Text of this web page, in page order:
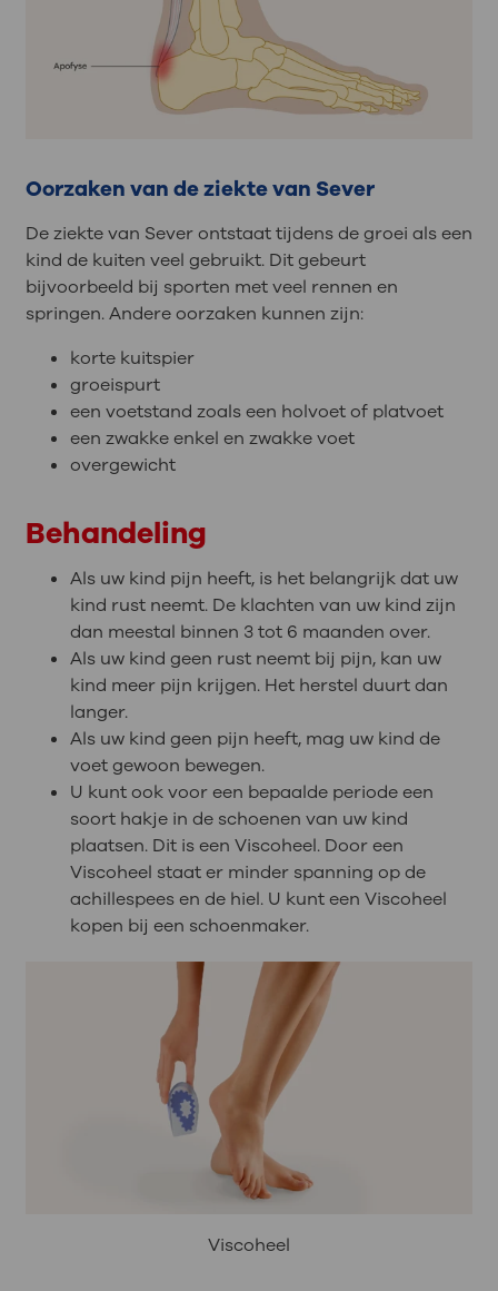
Oorzaken van de ziekte van Sever
De ziekte van Sever ontstaat tijdens de groei als een
kind de kuiten veel gebruikt. Dit gebeurt
bijvoorbeeld bij sporten met veel rennen en
springen. Andere oorzaken kunnen zijn:
korte kuitspier
groeispurt
een voetstand zoals een holvoet of platvoet
een zwakke enkel en zwakke voet
overgewicht
Behandeling
Als uw kind pijn heeft, is het belangrijk dat uw
kind rust neemt. De klachten van uw kind zijn
dan meestal binnen 3 tot 6 maanden over.
Als uw kind geen rust neemt bij pijn, kan uw
kind meer pijn krijgen. Het herstel duurt dan
langer.
Als uw kind geen pijn heeft, mag uw kind de
voet gewoon bewegen.
U kunt ook voor een bepaalde periode een
soort hakje in de schoenen van uw kind
plaatsen. Dit is een Viscoheel. Door een
Viscoheel staat er minder spanning op de
achillespees en de hiel. U kunt een Viscoheel
kopen bij een schoenmaker.
Viscoheel